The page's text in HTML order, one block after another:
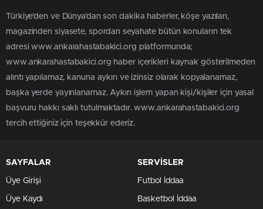
Türkiye'den ve Dünya’dan son dakika haberler, köşe yazıları,
magazinden siyasete, spordan seyahate bütün konuların tek
adresi www.ankarahastabakici.org platformunda;
www.ankarahastabakici.org haber içerikleri kaynak gösterilmeden
alıntı yapılamaz, kanuna aykırı ve izinsiz olarak kopyalanamaz,
başka yerde yayınlanamaz. Aykırı işlem yapan kişi/kişiler için yasal
başvuru hakkı saklı tutulmaktadır. www.ankarahastabakici.org
tercih ettiğiniz için teşekkür ederiz.
SAYFALAR
Üye Girişi
Üye Kaydı
SERVİSLER
Futbol İddaa
Basketbol İddaa